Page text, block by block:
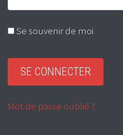
Se souvenir de moi
Mot de passe oublié ?